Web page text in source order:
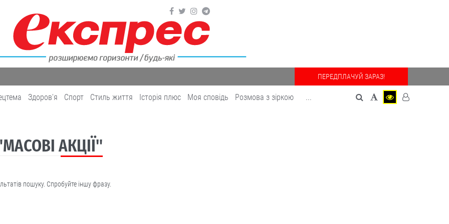
ПЕРЕДПЛАЧУЙ ЗАРАЗ!
Здоров'я Cпорт Cтиль життя Історія плюс Моя сповідь Розмова з зіркою ...
АКЦІЇ"
пошуку. Спробуйте іншу фразу.